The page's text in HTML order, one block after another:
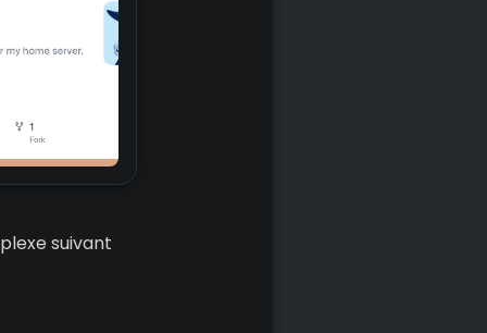
suivant